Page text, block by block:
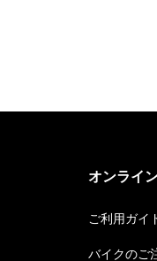
オンライ
ご利用ガイ
バイクのご